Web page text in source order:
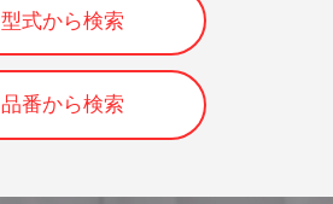
型式から検索
品番から検索